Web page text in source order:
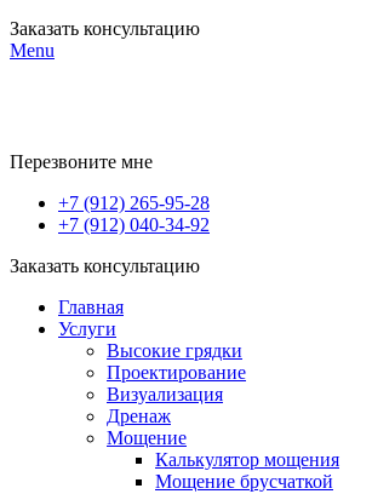
Заказать консультацию
Menu
Перезвоните мне
+7 (912) 265-95-28
+7 (912) 040-34-92
Заказать консультацию
Главная
Услуги
Высокие грядки
Проектирование
Визуализация
Дренаж
Мощение
Калькулятор мощения
Мощение брусчаткой